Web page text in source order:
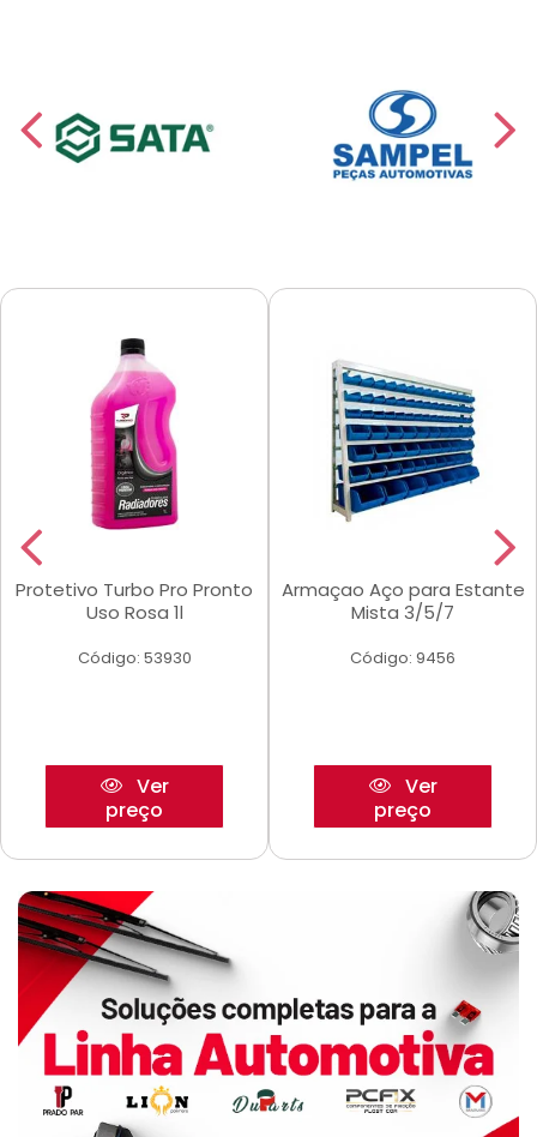
Protetivo Turbo Pro Pronto
Uso Rosa 1l
Código: 53930
Ver
preço
Armaçao Aço para Estante
Mista 3/5/7
Código: 9456
Ver
preço